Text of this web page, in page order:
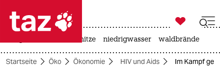
 taz zahl ich
taz zahl ich

taz zahl ich
hitze niedrigwasser waldbrände
Startseite Öko Ökonomie HIV und Aids Im Kampf